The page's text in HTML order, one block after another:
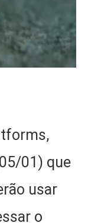
01) que
usar
o